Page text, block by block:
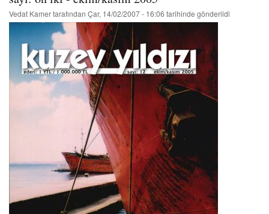
Vedat Kamertarafından Çar, 14/02/2007 - 16:06 tarihinde gönderildi